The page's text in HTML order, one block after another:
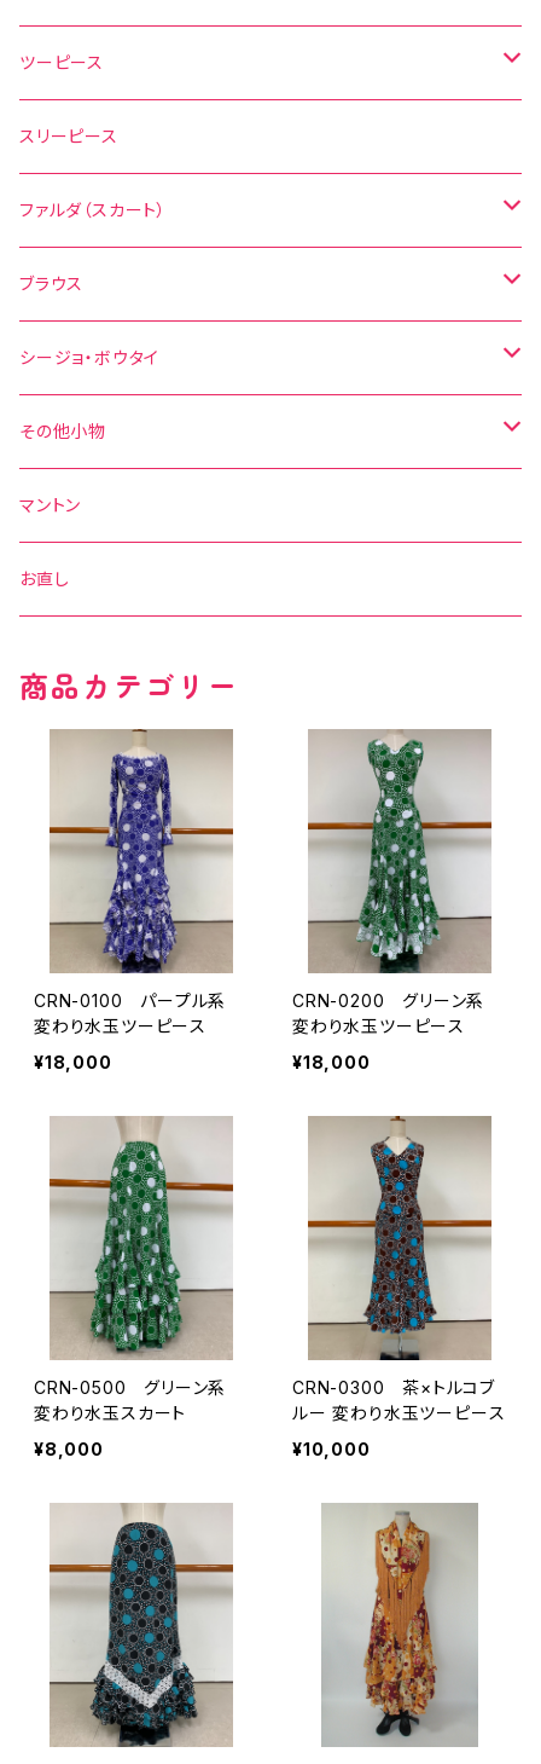
水玉
花柄
無地
その他の柄
ツーピース
水玉
花柄
無地
その他の柄
スリーピース
ファルダ（スカート）
水玉
花柄
無地
その他の柄
ブラウス
水玉
花柄
無地
その他の柄
シージョ・ボウタイ
シージョ
水玉
花柄
その他の柄
ボウタイ
水玉
その他小物
エプロン
ベルト
マントン
お直し
商品カテゴリー
CRN-0100 パープル系
変わり水玉ツーピース
¥18,000
CRN-0200 グリーン系
変わり水玉ツーピース
¥18,000
CRN-0500 グリーン系
変わり水玉スカート
¥8,000
CRN-0300 茶×トルコブ
ルー 変わり水玉ツーピース
¥10,000